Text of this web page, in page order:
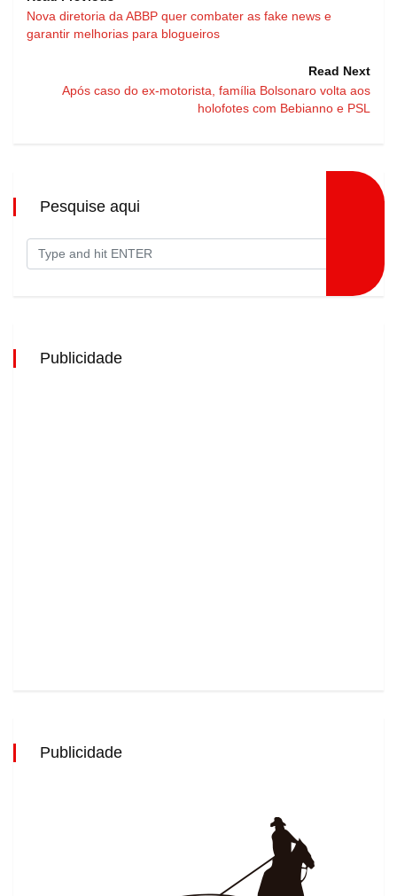
Nova diretoria da ABBP quer combater as fake news e
garantir melhorias para blogueiros
Read Next
Após caso do ex-motorista, família Bolsonaro volta aos
holofotes com Bebianno e PSL
Pesquise aqui
Publicidade
Publicidade